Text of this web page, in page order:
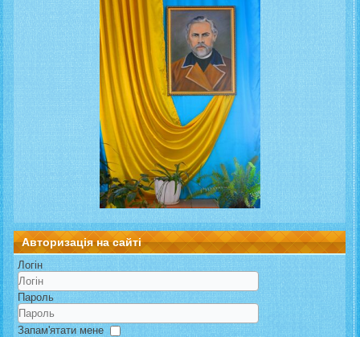
Авторизація на сайті
Логін
Пароль
Запам'ятати мене